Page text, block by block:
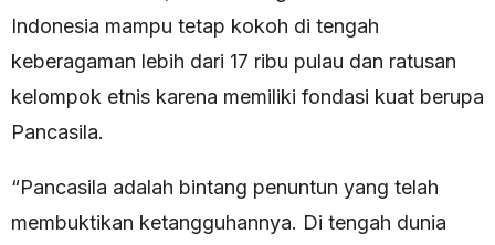
Indonesia mampu tetap kokoh di tengah
keberagaman lebih dari 17 ribu pulau dan ratusan
kelompok etnis karena memiliki fondasi kuat berupa
Pancasila.
“Pancasila adalah bintang penuntun yang telah
membuktikan ketangguhannya. Di tengah dunia